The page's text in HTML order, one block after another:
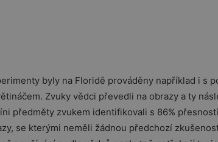
byly na Floridě prováděny například i s
Zvuky vědci převedli na obrazy a ty
předměty zvukem identifikovali s 86%
se kterými neměli žádnou předchozí